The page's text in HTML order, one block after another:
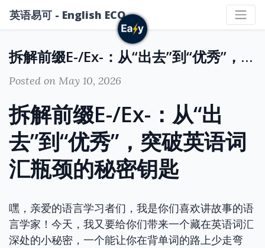
英语易可 - English ECO
拆解前缀E-/Ex-：从“出去”到“优秀”，突破英语词汇瓶颈的秘密钥匙
Posted on May 10, 2026
拆解前缀E-/Ex-：从“出
去”到“优秀”，突破英语词
汇瓶颈的秘密钥匙
嘿，亲爱的语言学习者们，我是你们喜欢讲故事的语
言学家！今天，我又要给你们带来一个藏在英语词汇
深处的小秘密，一个能让你在背单词的路上少走弯